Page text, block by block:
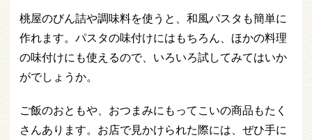
桃屋のびん詰や調味料を使うと、和風パスタも簡単に
作れます。パスタの味付けにはもちろん、ほかの料理
の味付けにも使えるので、いろいろ試してみてはいか
がでしょうか。
ご飯のおともや、おつまみにもってこいの商品もたく
さんあります。お店で見かけられた際には、ぜひ手に